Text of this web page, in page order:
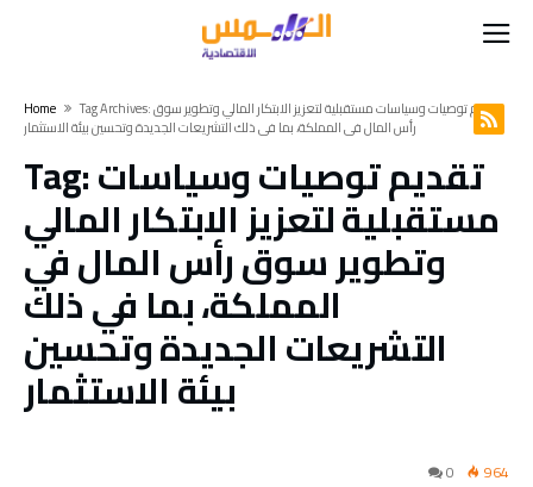
Home
Tag Archives: تقديم توصيات وسياسات مستقبلية لتعزيز الابتكار المالي وتطوير سوق
رأس المال في المملكة، بما في ذلك التشريعات الجديدة وتحسين بيئة الاستثمار
Tag:تقديم توصيات وسياسات
مستقبلية لتعزيز الابتكار المالي
وتطوير سوق رأس المال في
المملكة، بما في ذلك
التشريعات الجديدة وتحسين
بيئة الاستثمار
0 964